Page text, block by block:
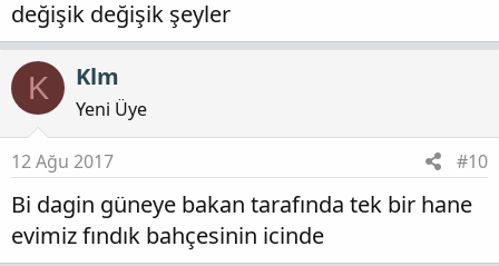
değişik değişik şeyler
K Klm
Yeni Üye
12 Ağu 2017 #10
Bi dagin güneye bakan tarafında tek bir hane
evimiz fındık bahçesinin icinde